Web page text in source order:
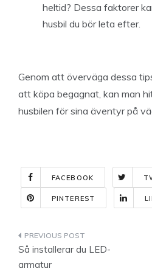
heltid? Dessa faktorer
husbil du bör leta efter.
Genom att överväga dessa
att köpa begagnat, kan man
husbilen för sina äventyr på
FACEBOOK
PINTEREST
Indlægsnavigation
Så installerar du LED-
armatur